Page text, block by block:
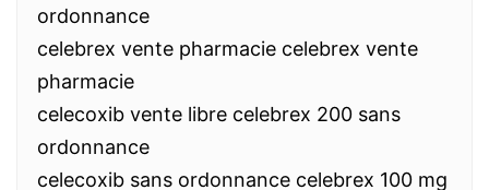
ordonnance
celebrex vente pharmacie celebrex vente
pharmacie
celecoxib vente libre celebrex 200 sans
ordonnance
celecoxib sans ordonnance celebrex 100 mg